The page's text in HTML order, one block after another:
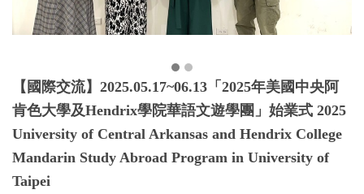
【國際交流】2025.05.17~06.13「2025年美國中央阿
肯色大學及Hendrix學院華語文遊學團」始業式 2025
University of Central Arkansas and Hendrix College
Mandarin Study Abroad Program in University of
Taipei